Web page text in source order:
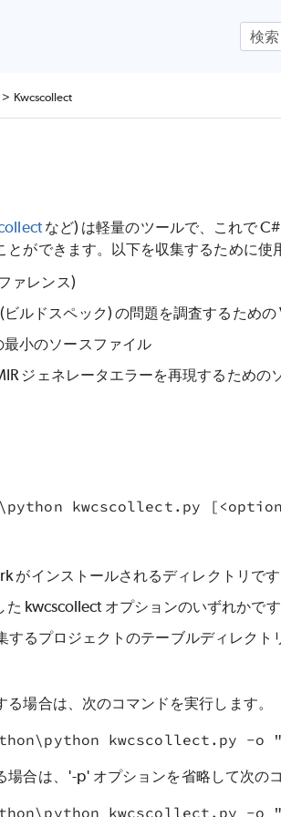
コンテンツにスキップ
> Kwcscollect
など) は軽量のツールで、これで
ができます。以下を収集するために使
ァレンス)
ルドスペック) の問題を調査するため
小のソースファイル
ジェネレータエラーを再現するための
がインストールされるディレクトリです
kwcscollect オプションのいずれかです
るプロジェクトのテーブルディレクト
場合は、次のコマンドを実行します。
kwcscollect.py -o
合は、'-p' オプションを省略して次の
kwcscollect.py -o